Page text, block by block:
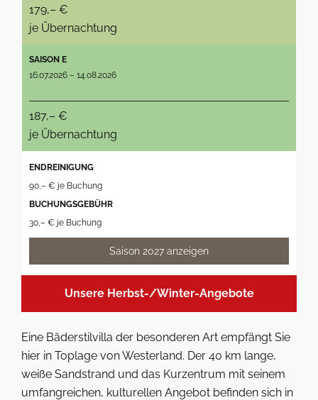
179,– €
je Übernachtung
SAISON E
16.07.2026 – 14.08.2026
187,– €
je Übernachtung
ENDREINIGUNG
90,– € je Buchung
BUCHUNGSGEBÜHR
30,– € je Buchung
Saison 2027 anzeigen
Unsere Herbst-/Winter-Angebote
Eine Bäderstilvilla der besonderen Art empfängt Sie
hier in Toplage von Westerland. Der 40 km lange,
weiße Sandstrand und das Kurzentrum mit seinem
umfangreichen, kulturellen Angebot befinden sich in